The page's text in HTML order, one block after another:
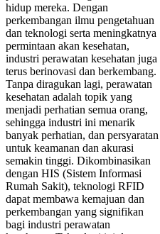
hidup mereka. Dengan
perkembangan ilmu pengetahuan
dan teknologi serta meningkatnya
permintaan akan kesehatan,
industri perawatan kesehatan juga
terus berinovasi dan berkembang.
Tanpa diragukan lagi, perawatan
kesehatan adalah topik yang
menjadi perhatian semua orang,
sehingga industri ini menarik
banyak perhatian, dan persyaratan
untuk keamanan dan akurasi
semakin tinggi. Dikombinasikan
dengan HIS (Sistem Informasi
Rumah Sakit), teknologi RFID
dapat membawa kemajuan dan
perkembangan yang signifikan
bagi industri perawatan